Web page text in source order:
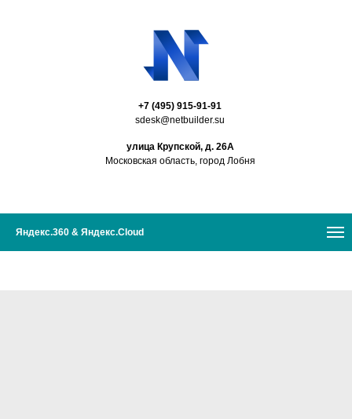
+7 (495) 915-91-91
sdesk@netbuilder.su
улица Крупской, д. 26А
Московская область, город Лобня
Яндекс.360 & Яндекс.Cloud